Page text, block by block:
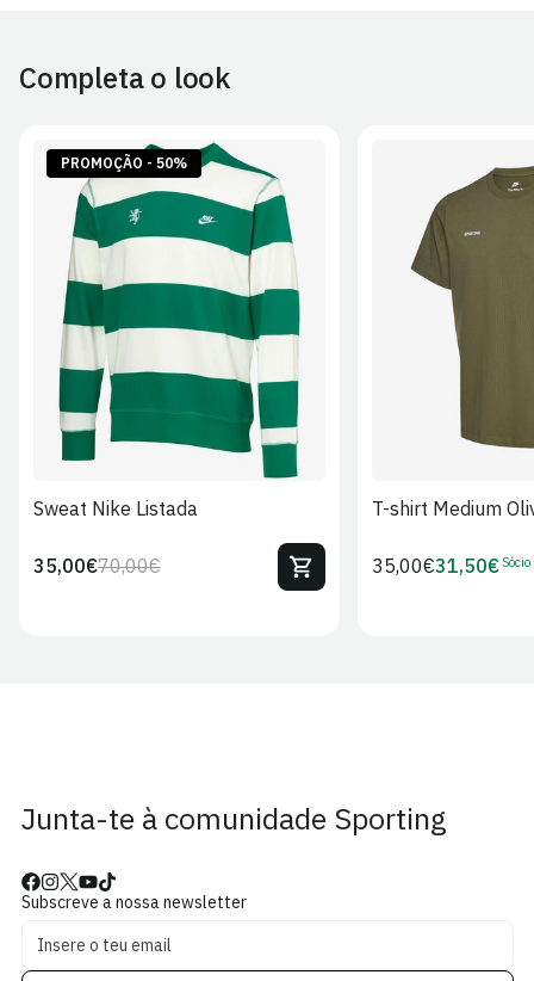
Artigos personalizados não podem ser devolvidos.
de EnvioeDevoluções
Completa o look
PROMOÇÃO - 50%
S XL 2XL
Sweat Nike Listada
Preço
70,00€Preço
35,00€
T-shirt Medium
Preço
35,00€Preço
31,50€ Sócio
Junta-te à comunidade Sporting
Subscreve a nossa newsletter